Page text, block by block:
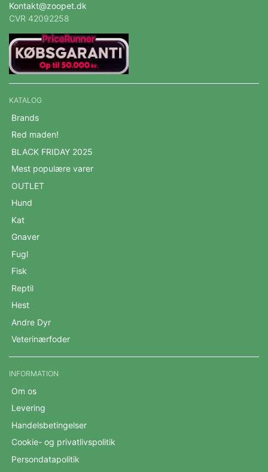
Kontakt@zoopet.dk
CVR 42092258
KATALOG
Brands
Red maden!
BLACK FRIDAY 2025
Mest populære varer
OUTLET
Hund
Kat
Gnaver
Fugl
Fisk
Reptil
Hest
Andre Dyr
Veterinærfoder
INFORMATION
Om os
Levering
Handelsbetingelser
Cookie- og privatlivspolitik
Persondatapolitik